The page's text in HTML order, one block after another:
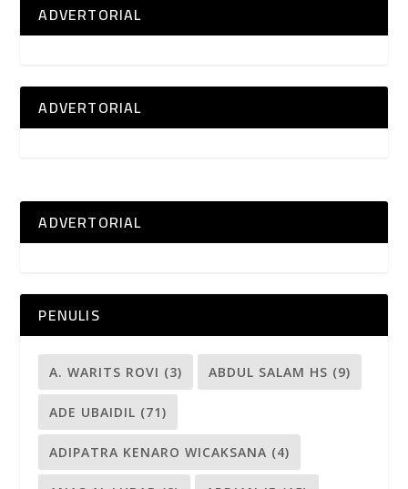
ADVERTORIAL
ADVERTORIAL
ADVERTORIAL
PENULIS
A. WARITS ROVI (3) ABDUL SALAM HS (9)
ADE UBAIDIL (71)
ADIPATRA KENARO WICAKSANA (4)